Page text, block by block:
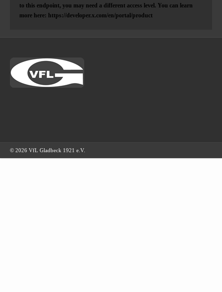
to this endpoint, you may need a different access level. You can learn
more here: https://developer.x.com/en/portal/product
© 2026 VfL Gladbeck 1921 e.V.